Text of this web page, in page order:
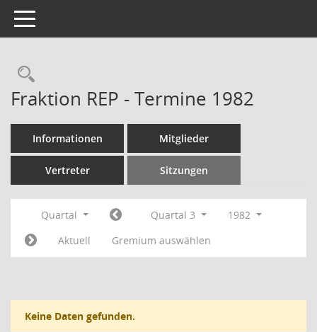
Toggle navigation
Rechercheauswahl
Fraktion REP - Termine 1982
Informationen Mitglieder
Vertreter Sitzungen
Quartal Quartal 3
1982
Aktuell
Gremium auswählen
Keine Daten gefunden.